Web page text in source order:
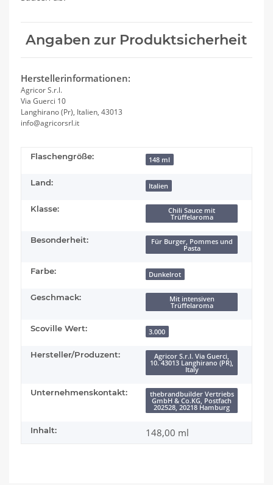
Angaben zur Produktsicherheit
Herstellerinformationen:
Agricor S.r.l.
Via Guerci 10
Langhirano (Pr), Italien, 43013
info@agricorsrl.it
Flaschengröße: 148 ml
Land: Italien
Klasse: Chili Sauce mit
Trüffelaroma
Besonderheit: Für Burger, Pommes und
Pasta
Farbe: Dunkelrot
Geschmack: Mit intensiven
Trüffelaroma
Scoville Wert: 3.000
Hersteller/Produzent: Agricor S.r.l. Via Guerci,
10. 43013 Langhirano (PR),
Italy
Unternehmenskontakt: thebrandbuilder Vertriebs
GmbH & Co.KG, Postfach
202528, 20218 Hamburg
Inhalt: 148,00 ml